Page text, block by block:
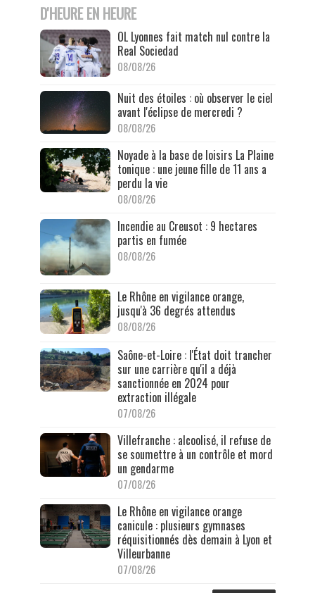
D'HEURE EN HEURE
OL Lyonnes fait match nul contre la
Real Sociedad
08/08/26
Nuit des étoiles : où observer le ciel
avant l'éclipse de mercredi ?
08/08/26
Noyade à la base de loisirs La Plaine
tonique : une jeune fille de 11 ans a
perdu la vie
08/08/26
Incendie au Creusot : 9 hectares
partis en fumée
08/08/26
Le Rhône en vigilance orange,
jusqu'à 36 degrés attendus
08/08/26
Saône-et-Loire : l'État doit trancher
sur une carrière qu'il a déjà
sanctionnée en 2024 pour
extraction illégale
07/08/26
Villefranche : alcoolisé, il refuse de
se soumettre à un contrôle et mord
un gendarme
07/08/26
Le Rhône en vigilance orange
canicule : plusieurs gymnases
réquisitionnés dès demain à Lyon et
Villeurbanne
07/08/26